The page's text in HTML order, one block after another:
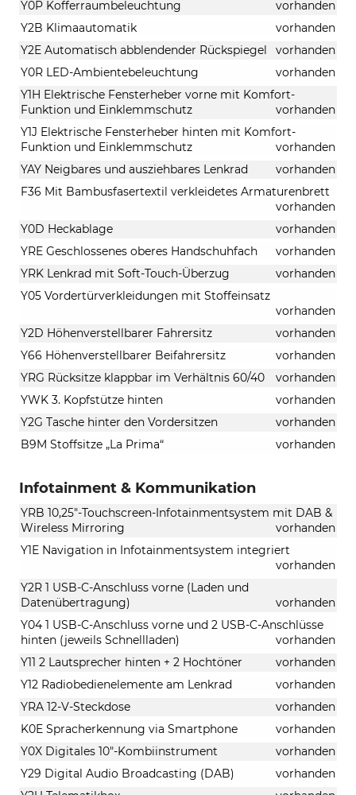
Y0P Kofferraumbeleuchtung
vorhanden
Y2B Klimaautomatik
vorhanden
Y2E Automatisch abblendender Rückspiegel
vorhanden
Y0R LED-Ambientebeleuchtung
vorhanden
Y1H Elektrische Fensterheber vorne mit Komfort-
Funktion und Einklemmschutz
vorhanden
Y1J Elektrische Fensterheber hinten mit Komfort-
Funktion und Einklemmschutz
vorhanden
YAY Neigbares und ausziehbares Lenkrad
vorhanden
F36 Mit Bambusfasertextil verkleidetes Armaturenbrett
vorhanden
Y0D Heckablage
vorhanden
YRE Geschlossenes oberes Handschuhfach
vorhanden
YRK Lenkrad mit Soft-Touch-Überzug
vorhanden
Y05 Vordertürverkleidungen mit Stoffeinsatz
vorhanden
Y2D Höhenverstellbarer Fahrersitz
vorhanden
Y66 Höhenverstellbarer Beifahrersitz
vorhanden
YRG Rücksitze klappbar im Verhältnis 60/40
vorhanden
YWK 3. Kopfstütze hinten
vorhanden
Y2G Tasche hinter den Vordersitzen
vorhanden
B9M Stoffsitze „La Prima“
vorhanden
Infotainment & Kommunikation
YRB 10,25"-Touchscreen-Infotainmentsystem mit DAB &
Wireless Mirroring
vorhanden
Y1E Navigation in Infotainmentsystem integriert
vorhanden
Y2R 1 USB-C-Anschluss vorne (Laden und
Datenübertragung)
vorhanden
Y04 1 USB-C-Anschluss vorne und 2 USB-C-Anschlüsse
hinten (jeweils Schnellladen)
vorhanden
Y11 2 Lautsprecher hinten + 2 Hochtöner
vorhanden
Y12 Radiobedienelemente am Lenkrad
vorhanden
YRA 12-V-Steckdose
vorhanden
K0E Spracherkennung via Smartphone
vorhanden
Y0X Digitales 10"-Kombiinstrument
vorhanden
Y29 Digital Audio Broadcasting (DAB)
vorhanden